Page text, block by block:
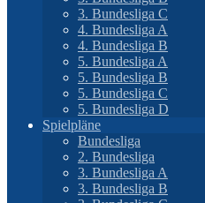
3. Bundesliga C
4. Bundesliga A
4. Bundesliga B
5. Bundesliga A
5. Bundesliga B
5. Bundesliga C
5. Bundesliga D
Spielpläne
Bundesliga
2. Bundesliga
3. Bundesliga A
3. Bundesliga B